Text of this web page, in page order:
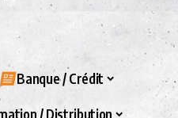
Banque / Crédit
/ Distribution